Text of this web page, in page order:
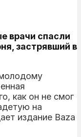
врачи спасли
застрявший в
как он не смог
на
издание Baza